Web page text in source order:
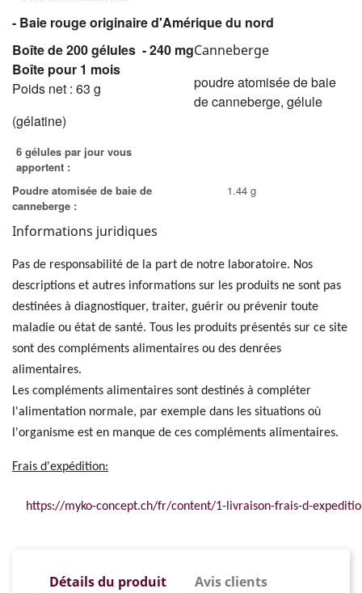
- Baie rouge originaire d'Amérique du nord
Boîte de 200 gélules - 240 mg
Boîte pour 1 mois
Poids net : 63 g
Canneberge
poudre atomisée de baie
de canneberge, gélule
(gélatine)
6 gélules par jour vous
apportent :
Poudre atomisée de baie de
canneberge :
1.44 g
Informations juridiques
Pas de responsabilité de la part de notre laboratoire. Nos
descriptions et autres informations sur les produits ne sont pas
destinées à diagnostiquer, traiter, guérir ou prévenir toute
maladie ou état de santé. Tous les produits présentés sur ce site
sont des compléments alimentaires ou des denrées
alimentaires.
Les compléments alimentaires sont destinés à compléter
l'alimentation normale, par exemple dans les situations où
l'organisme est en manque de ces compléments alimentaires.
Frais d'expédition:
https://myko-concept.ch/fr/content/1-livraison-frais-d-
Détails du produit Avis clients